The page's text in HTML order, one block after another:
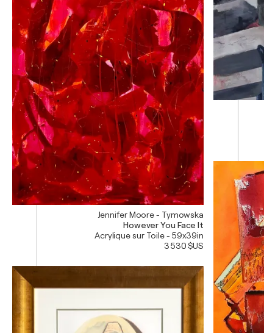
Jennifer Moore - Tymowska
However You Face It
Acrylique sur Toile - 59x39in
3 530 $US